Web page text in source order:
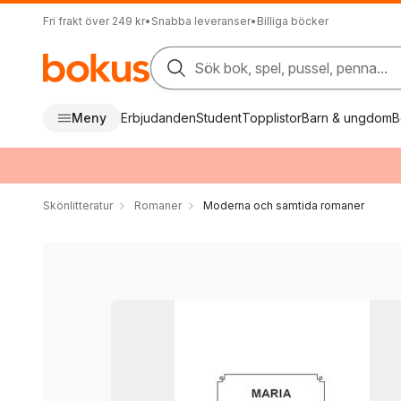
Fri frakt över 249 kr• Snabba leveranser• Billiga böcker
Sök bok, spel, pussel, penna...
Meny ErbjudandenStudentTopplistorBarn & ungdom
Skönlitteratur Romaner Moderna och samtida romaner